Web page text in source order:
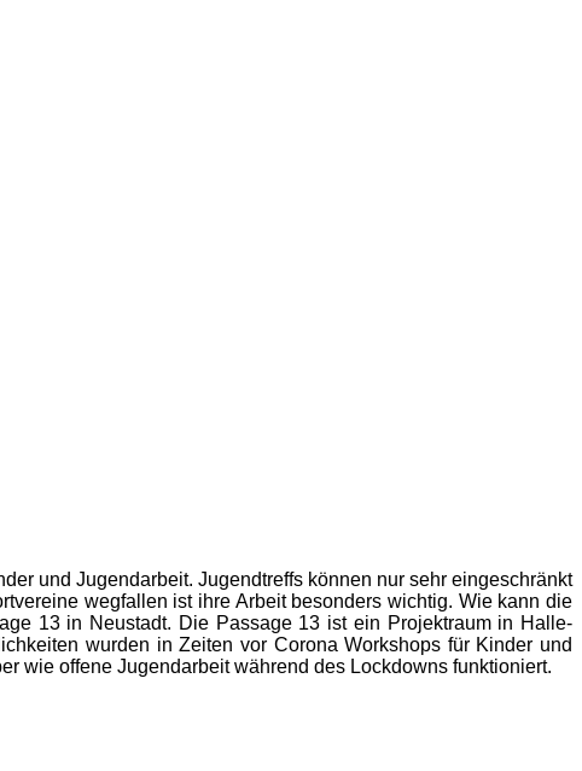
und Jugendarbeit. Jugendtreffs können nur sehr eingeschränkt
wegfallen ist ihre Arbeit besonders wichtig. Wie kann die
13 in Neustadt. Die Passage 13 ist ein Projektraum in Halle-
wurden in Zeiten vor Corona Workshops für Kinder und
wie offene Jugendarbeit während des Lockdowns funktioniert.